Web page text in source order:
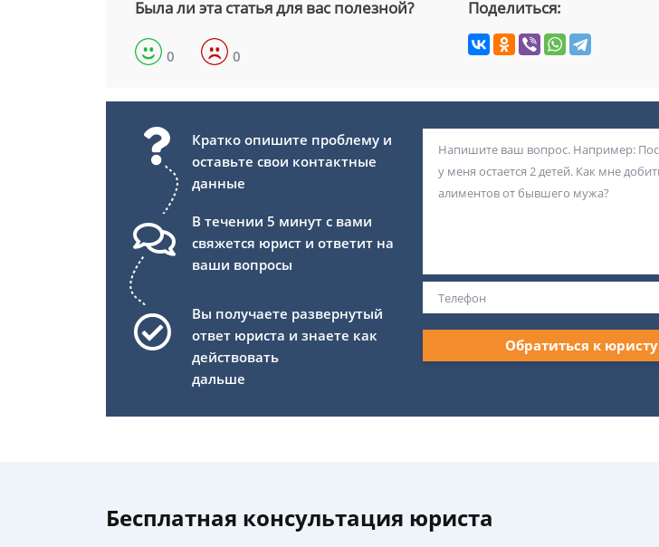
Была ли эта статья для вас полезной?
0 0
Поделиться:
Кратко опишите проблему и
оставьте свои контактные
данные
В течении 5 минут с вами
свяжется юрист и ответит на
ваши вопросы
Вы получаете развернутый
ответ юриста и знаете как
действовать
дальше
Обратиться к юристу
Бесплатная консультация юриста